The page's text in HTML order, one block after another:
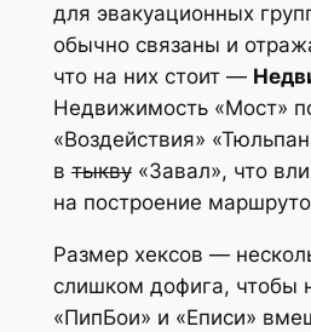
для эвакуационных
обычно связаны и
что на них стоит —
Недвижимость «Мост»
«Воздействия»
втыкву«Завал», что
на построение
Размер хексов —
слишком дофига, чтобы
«ПипБои» и «Еписи»